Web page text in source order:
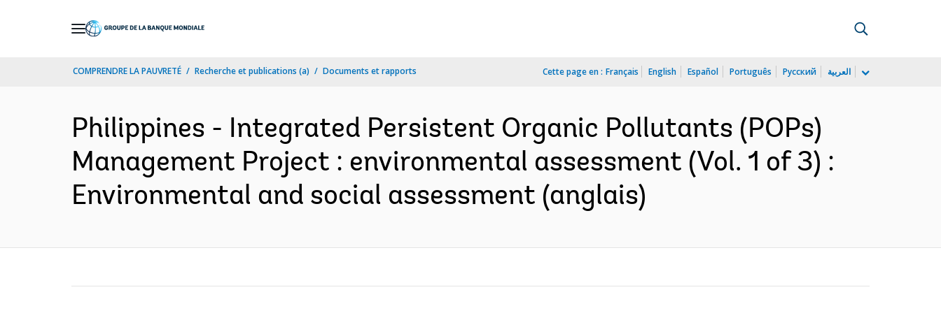
COMPRENDRE LA PAUVRETÉ Recherche et publications (a) Documents et rapports Cette page en : Français English Español Português Русский العربية
Philippines - Integrated Persistent Organic Pollutants (POPs)
Management Project : environmental assessment (Vol. 1 of 3) :
Environmental and social assessment (anglais)